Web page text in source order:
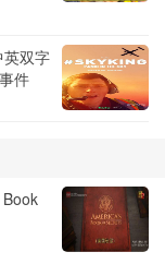
双字
件